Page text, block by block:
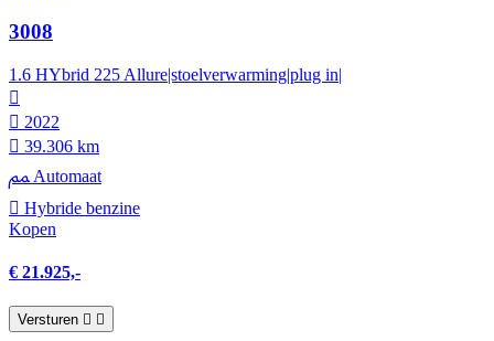
3008
1.6 HYbrid 225 Allure|stoelverwarming|plug in|
2022
39.306 km
Automaat
Hybride benzine
Kopen
€ 21.925,-
Versturen